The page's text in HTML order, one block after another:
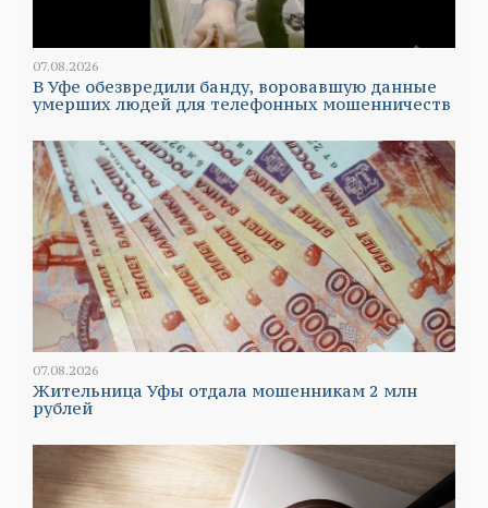
07.08.2026
В Уфе обезвредили банду, воровавшую данные
умерших людей для телефонных мошенничеств
07.08.2026
Жительница Уфы отдала мошенникам 2 млн
рублей